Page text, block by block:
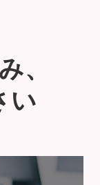
、
い